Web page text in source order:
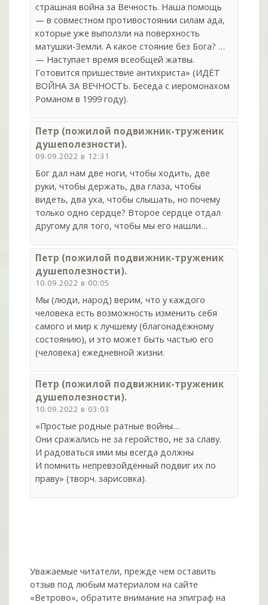
страшная война за Вечность. Наша помощь
— в совместном противостоянии силам ада,
которые уже выползли на поверхность
матушки-Земли. А какое стояние без Бога? …
— Наступает время всеобщей жатвы.
Готовится пришествие антихриста» (ИДЁТ
ВОЙНА ЗА ВЕЧНОСТЬ. Беседа с иеромонахом
Романом в 1999 году).
Петр (пожилой подвижник-труженик
душеполезности).
09.09.2022 в 12:31
Бог дал нам две ноги, чтобы ходить, две
руки, чтобы держать, два глаза, чтобы
видеть, два уха, чтобы слышать, но почему
только одно сердце? Второе сердце отдал
другому для того, чтобы мы его нашли…
Петр (пожилой подвижник-труженик
душеполезности).
10.09.2022 в 00:05
Мы (люди, народ) верим, что у каждого
человека есть возможность изменить себя
самого и мир к лучшему (благонадёжному
состоянию), и это может быть частью его
(человека) ежедневной жизни.
Петр (пожилой подвижник-труженик
душеполезности).
10.09.2022 в 03:03
«Простые родные ратные войны…
Они сражались не за геройство, не за славу.
И радоваться ими мы всегда должны
И помнить непревзойдённый подвиг их по
праву» (творч. зарисовка).
Уважаемые читатели, прежде чем оставить
отзыв под любым материалом на сайте
«Ветрово», обратите внимание на эпиграф на